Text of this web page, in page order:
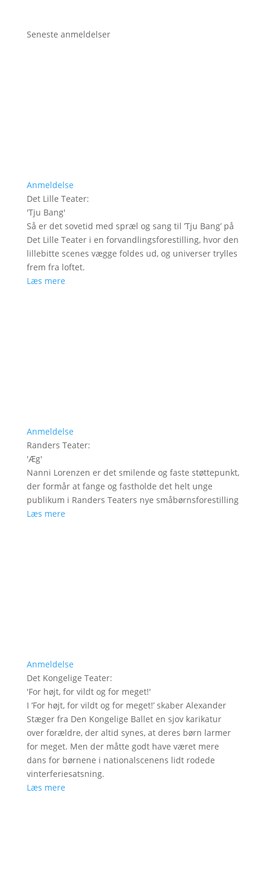
Seneste anmeldelser
Anmeldelse
Det Lille Teater:
'Tju Bang'
Så er det sovetid med spræl og sang til ’Tju Bang’ på
Det Lille Teater i en forvandlingsforestilling, hvor den
lillebitte scenes vægge foldes ud, og universer trylles
frem fra loftet.
Læs mere
Anmeldelse
Randers Teater:
'Æg'
Nanni Lorenzen er det smilende og faste støttepunkt,
der formår at fange og fastholde det helt unge
publikum i Randers Teaters nye småbørnsforestilling
Læs mere
Anmeldelse
Det Kongelige Teater:
'For højt, for vildt og for meget!'
I ’For højt, for vildt og for meget!’ skaber Alexander
Stæger fra Den Kongelige Ballet en sjov karikatur
over forældre, der altid synes, at deres børn larmer
for meget. Men der måtte godt have været mere
dans for børnene i nationalscenens lidt rodede
vinterferiesatsning.
Læs mere